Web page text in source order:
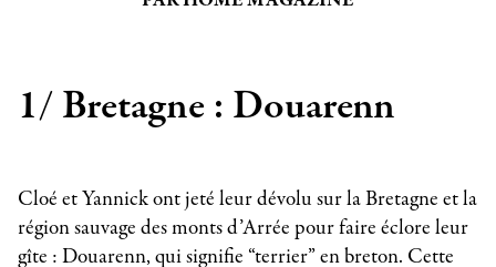
1/ Bretagne : Douarenn
Cloé et Yannick ont jeté leur dévolu sur la Bretagne et la
région sauvage des monts d’Arrée pour faire éclore leur
gîte : Douarenn, qui signifie “terrier” en breton. Cette